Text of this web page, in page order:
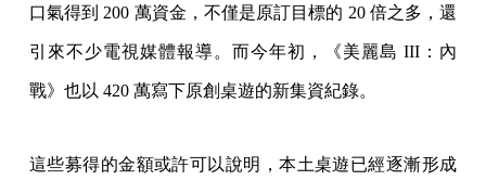
口氣得到 200 萬資金，不僅是原訂目標的 20 倍之多，還
引來不少電視媒體報導。而今年初，《美麗島 III：內
戰》也以 420 萬寫下原創桌遊的新集資紀錄。
這些募得的金額或許可以說明，本土桌遊已經逐漸形成